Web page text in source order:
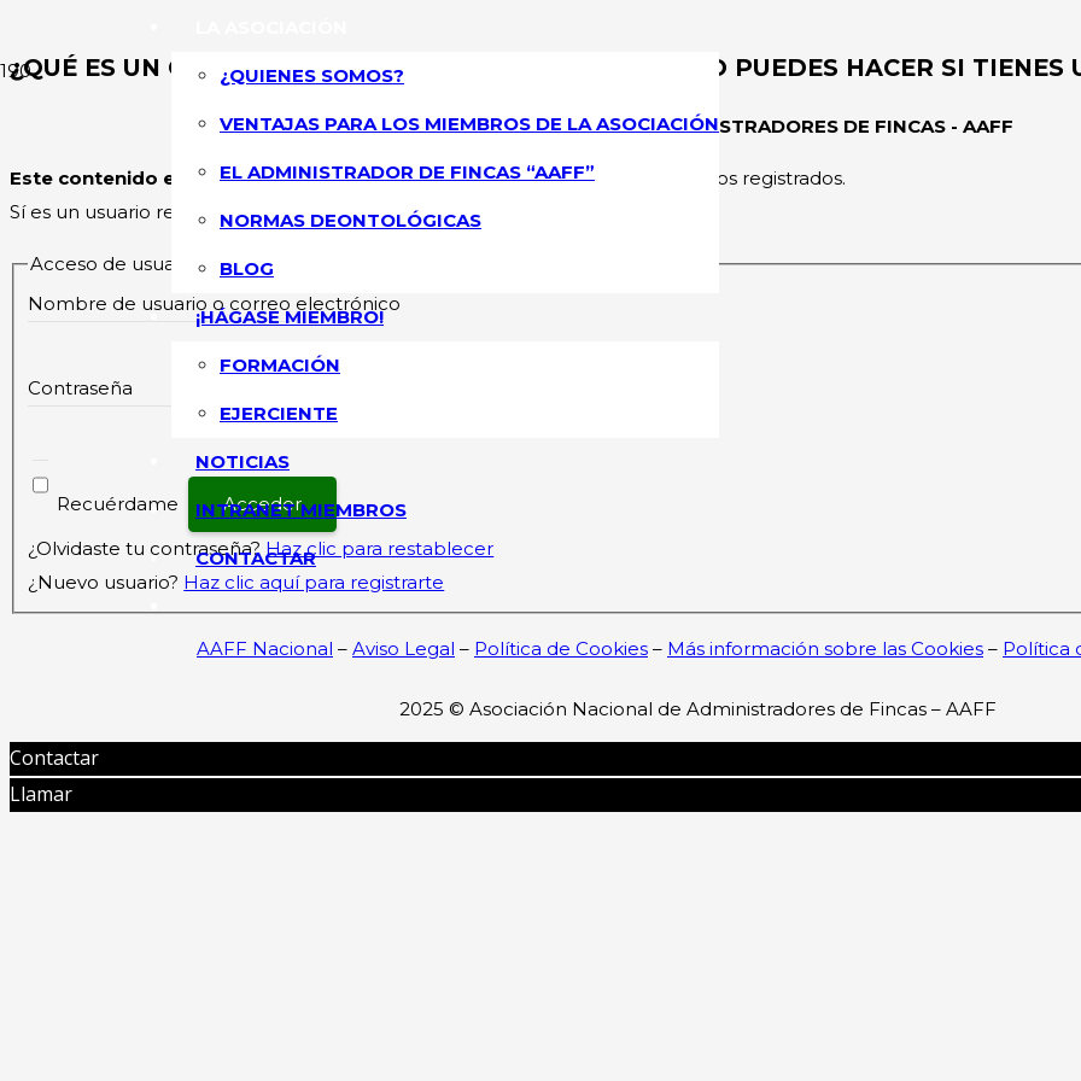
¿QUIENES SOMOS?
VENTAJAS PARA LOS MIEMBROS DE LA ASOCIACIÓN
EL ADMINISTRADOR DE FINCAS “AAFF”
NORMAS DEONTOLÓGICAS
BLOG
¡HÁGASE MIEMBRO!
FORMACIÓN
EJERCIENTE
NOTICIAS
INTRANET MIEMBROS
CONTACTAR
¿QUÉ ES UN GARAJE COMUNITARIO Y QUÉ PUEDES Y NO PUEDES HACER SI TIENES
ASOCIACIÓN NACIONAL DE ADMINISTRADORES DE FINCAS - AAFF
Este contenido esta restringidoy su acceso solo está permitido a los usuarios registrados.
Sí es un usuario registrado, por favor inicie sesión.
Acceso de usuarios existentes
Nombre de usuario o correo electrónico
Contraseña
Recuérdame
¿Olvidaste tu contraseña? Haz clic para restablecer
¿Nuevo usuario? Haz clic aquí para registrarte
AAFF Nacional – Aviso Legal – Política de Cookies – Más información sobre las Cookies – Política
2025 © Asociación Nacional de Administradores de Fincas – AAFF
Contactar
Llamar